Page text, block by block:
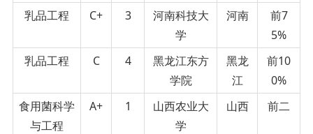
乳品工程 C+ 3
河南科技大
学
河南
前7
5%
乳品工程
C 4
黑龙江东方
学院
黑龙
江
前10
0%
食用菌科学
与工程
A+ 1
山西农业大
学
山西 前二